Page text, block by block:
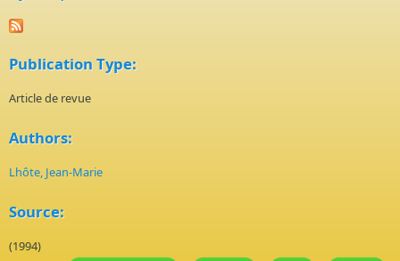
Publication Type:
Article de revue
Authors:
Lhôte, Jean-Marie
Source:
(1994)